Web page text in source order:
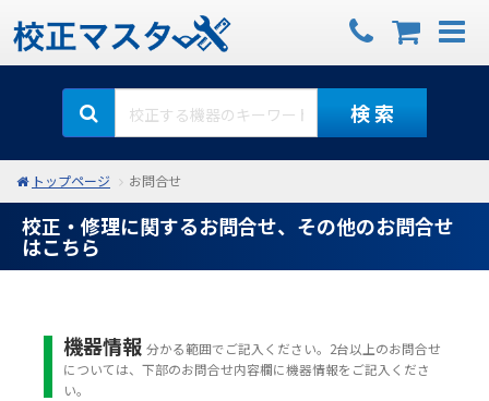
検 索
トップページ お問合せ
校正・修理に関するお問合せ、その他のお問合せ
はこちら
機器情報 分かる範囲でご記入ください。2台以上のお問合せ
については、下部のお問合せ内容欄に機器情報をご記入くださ
い。